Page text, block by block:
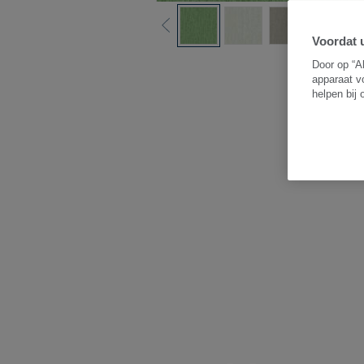
Voordat
Door op
apparaat
helpen bij